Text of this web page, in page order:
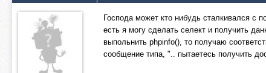
Господа может кто нибудь сталкивался с
есть я могу сделать селект и получить
выпольнить phpinfo(), то получаю
сообщение типа, ".. пытаетесь получить